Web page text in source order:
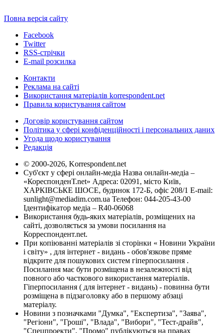
Повна версія сайту
Facebook
Twitter
RSS-стрічки
E-mail розсилка
Контакти
Реклама на сайті
Використання матеріалів korrespondent.net
Правила користування сайтом
Договір користування сайтом
Політика у сфері конфіденційності і персональних даних
Угода щодо користування
Редакція
© 2000-2026, Korrespondent.net
Суб'єкт у сфері онлайн-медіа Назва онлайн-медіа –
«КореспонденТ.net» Адреса: 02091, місто Київ,
ХАРКІВСЬКЕ ШОСЕ, будинок 172-Б, офіс 208/1 E-mail:
sunlight@mediadim.com.ua Телефон: 044-205-43-00
Ідентифікатор медіа – R40-06068
Використання будь-яких матеріалів, розміщених на
сайті, дозволяється за умови посилання на
Корреспондент.net.
При копіюванні матеріалів зі сторінки « Новини України
і світу» , для інтернет - видань - обов'язкове пряме
відкрите для пошукових систем гіперпосилання .
Посилання має бути розміщена в незалежності від
повного або часткового використання матеріалів.
Гіперпосилання ( для інтернет - видань) - повинна бути
розміщена в підзаголовку або в першому абзаці
матеріалу.
Новини з позначками "Думка", "Експертиза", "Заява",
"Регіони", "Гроші", "Влада", "Вибори", "Тест-драйв",
"Спецпроекти", "Промо" публікуються на правах